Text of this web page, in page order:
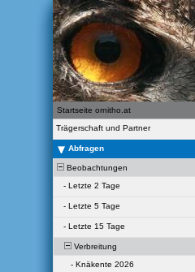
Startseite ornitho.at
Trägerschaft und Partner
Abfragen
Beobachtungen
- Letzte 2 Tage
- Letzte 5 Tage
- Letzte 15 Tage
Verbreitung
- Knäkente 2026